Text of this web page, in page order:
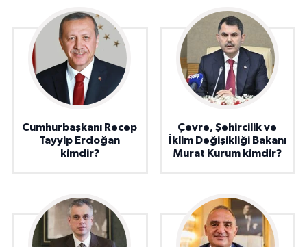
Cumhurbaşkanı Recep
Tayyip Erdoğan
kimdir?
Çevre, Şehircilik ve
İklim Değişikliği Bakanı
Murat Kurum kimdir?